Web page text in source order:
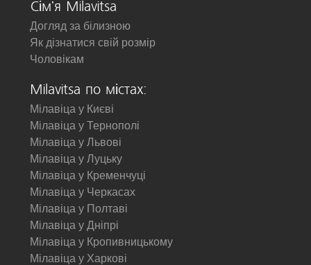
Сім'я Milavitsa
Догляд за білизною
Як дізнатися свій розмір
Чоловікам
Milavitsa по містах:
Мілавіца у Києві
Мілавіца у Тернополі
Мілавіца у Львові
Мілавіца у Луцьку
Мілавіца у Кременчуці
Мілавіца у Черкасах
Мілавіца у Полтаві
Мілавіца у Дніпрі
Мілавіца у Кропивницькому
Мілавіца у Харкові